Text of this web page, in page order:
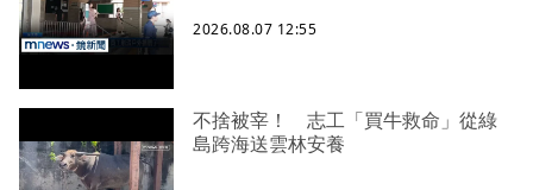
2026.08.07 12:55
不捨被宰！ 志工「買牛救命」從綠
島跨海送雲林安養